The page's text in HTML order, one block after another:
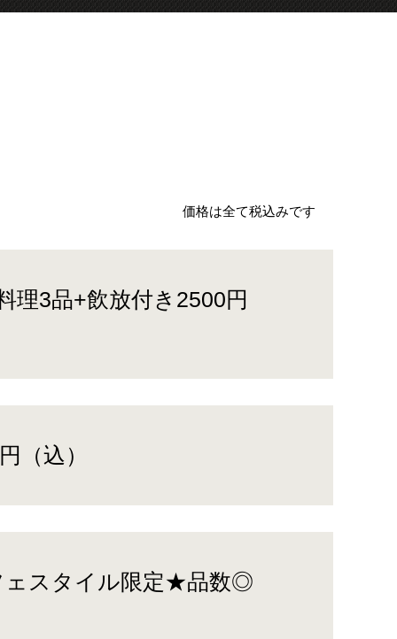
価格は全て税込みです
3品+飲放付き2500円
（込）
ェスタイル限定★品数◎